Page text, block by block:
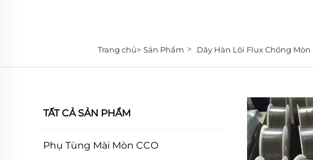
Trang chủ> Sản Phẩm > Dây Hàn Lõi Flux Chống Mòn
TẤT CẢ SẢN PHẨM
Phụ Tùng Mài Mòn CCO